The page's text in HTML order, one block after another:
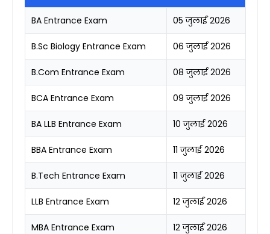
BA Entrance Exam 05 जुलाई 2026
B.Sc Biology Entrance Exam 06 जुलाई 2026
B.Com Entrance Exam 08 जुलाई 2026
BCA Entrance Exam 09 जुलाई 2026
BA LLB Entrance Exam 10 जुलाई 2026
BBA Entrance Exam 11 जुलाई 2026
B.Tech Entrance Exam 11 जुलाई 2026
LLB Entrance Exam 12 जुलाई 2026
MBA Entrance Exam 12 जुलाई 2026